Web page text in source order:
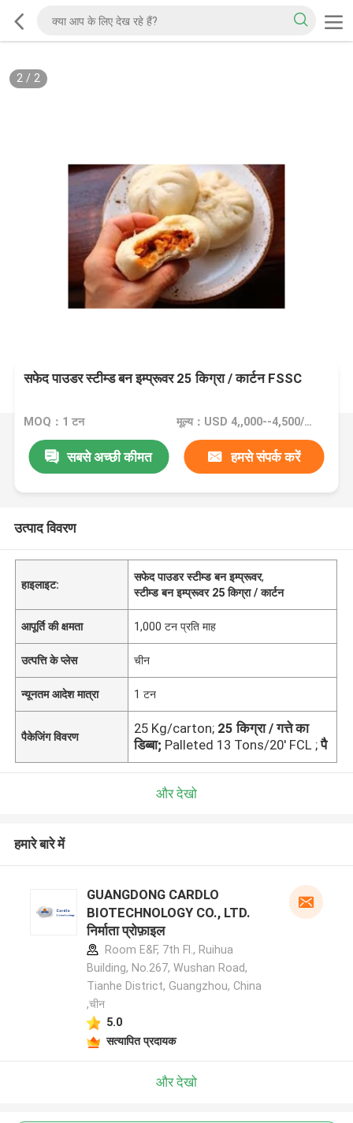
2/ 2
सफेद पाउडर स्टीम्ड बन इम्प्रूवर 25 किग्रा / कार्टन FSSC
MOQ：1 टन मूल्य：USD 4,,000--4,500/ton FOB Port Guangzhou
सबसे अच्छी कीमत हमसे संपर्क करें
उत्पाद विवरण
हाइलाइट:
सफेद पाउडर स्टीम्ड बन इम्प्रूवर,
स्टीम्ड बन इम्प्रूवर 25 किग्रा / कार्टन
आपूर्ति की क्षमता 1,000 टन प्रति माह
उत्पत्ति के प्लेस चीन
न्यूनतम आदेश मात्रा 1 टन
पैकेजिंग विवरण
25 Kg/carton; 25 किग्रा / गत्ते का
डिब्बा; Palleted 13 Tons/20' FCL ; पै
और देखो
हमारे बारे में
GUANGDONG CARDLO
BIOTECHNOLOGY CO., LTD.
निर्माता प्रोफ़ाइल
Room E&F, 7th Fl., Ruihua
Building, No.267, Wushan Road,
Tianhe District, Guangzhou, China
,चीन
5.0
सत्यापित प्रदायक
और देखो